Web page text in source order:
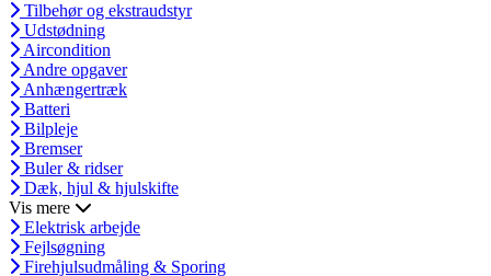
Tilbehør og ekstraudstyr
Udstødning
Aircondition
Andre opgaver
Anhængertræk
Batteri
Bilpleje
Bremser
Buler & ridser
Dæk, hjul & hjulskifte
Vis mere
Elektrisk arbejde
Fejlsøgning
Firehjulsudmåling & Sporing